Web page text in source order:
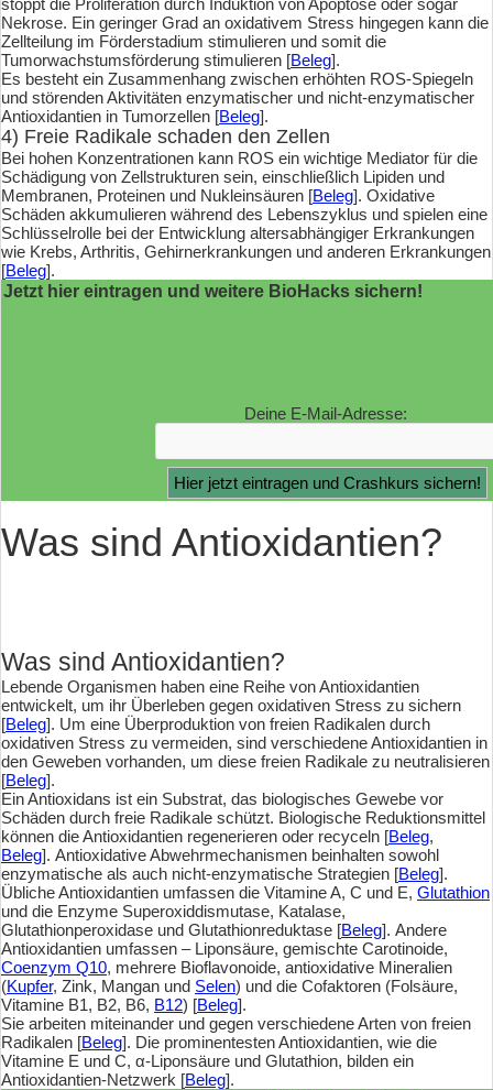
stoppt die Proliferation durch Induktion von Apoptose oder sogar
Nekrose. Ein geringer Grad an oxidativem Stress hingegen kann die
Zellteilung im Förderstadium stimulieren und somit die
Tumorwachstumsförderung stimulieren [Beleg].
Es besteht ein Zusammenhang zwischen erhöhten ROS-Spiegeln
und störenden Aktivitäten enzymatischer und nicht-enzymatischer
Antioxidantien in Tumorzellen [Beleg].
4) Freie Radikale schaden den Zellen
Bei hohen Konzentrationen kann ROS ein wichtige Mediator für die
Schädigung von Zellstrukturen sein, einschließlich Lipiden und
Membranen, Proteinen und Nukleinsäuren [Beleg]. Oxidative
Schäden akkumulieren während des Lebenszyklus und spielen eine
Schlüsselrolle bei der Entwicklung altersabhängiger Erkrankungen
wie Krebs, Arthritis, Gehirnerkrankungen und anderen Erkrankungen
[Beleg].
Jetzt hier eintragen und weitere BioHacks sichern!
Deine E-Mail-Adresse:
Was sind Antioxidantien?
Was sind Antioxidantien?
Lebende Organismen haben eine Reihe von Antioxidantien
entwickelt, um ihr Überleben gegen oxidativen Stress zu sichern
[Beleg]. Um eine Überproduktion von freien Radikalen durch
oxidativen Stress zu vermeiden, sind verschiedene Antioxidantien in
den Geweben vorhanden, um diese freien Radikale zu neutralisieren
[Beleg].
Ein Antioxidans ist ein Substrat, das biologisches Gewebe vor
Schäden durch freie Radikale schützt. Biologische Reduktionsmittel
können die Antioxidantien regenerieren oder recyceln [Beleg,
Beleg]. Antioxidative Abwehrmechanismen beinhalten sowohl
enzymatische als auch nicht-enzymatische Strategien [Beleg].
Übliche Antioxidantien umfassen die Vitamine A, C und E, Glutathion
und die Enzyme Superoxiddismutase, Katalase,
Glutathionperoxidase und Glutathionreduktase [Beleg]. Andere
Antioxidantien umfassen – Liponsäure, gemischte Carotinoide,
Coenzym Q10, mehrere Bioflavonoide, antioxidative Mineralien
(Kupfer, Zink, Mangan und Selen) und die Cofaktoren (Folsäure,
Vitamine B1, B2, B6, B12) [Beleg].
Sie arbeiten miteinander und gegen verschiedene Arten von freien
Radikalen [Beleg]. Die prominentesten Antioxidantien, wie die
Vitamine E und C, α-Liponsäure und Glutathion, bilden ein
Antioxidantien-Netzwerk [Beleg].